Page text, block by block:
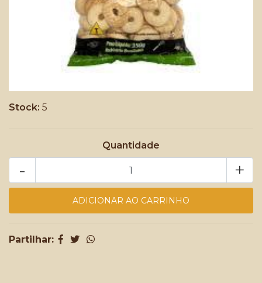
Stock: 5
Quantidade
+
-
Partilhar: